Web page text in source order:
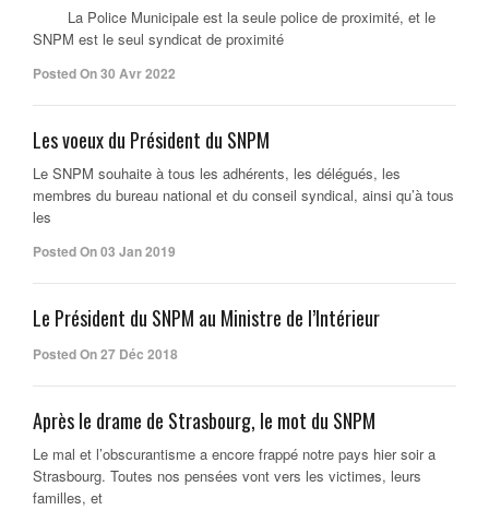
La Police Municipale est la seule police de proximité, et le
SNPM est le seul syndicat de proximité
Posted On 30 Avr 2022
Les voeux du Président du SNPM
Le SNPM souhaite à tous les adhérents, les délégués, les
membres du bureau national et du conseil syndical, ainsi qu’à tous
les
Posted On 03 Jan 2019
Le Président du SNPM au Ministre de l’Intérieur
Posted On 27 Déc 2018
Après le drame de Strasbourg, le mot du SNPM
Le mal et l’obscurantisme a encore frappé notre pays hier soir a
Strasbourg. Toutes nos pensées vont vers les victimes, leurs
familles, et